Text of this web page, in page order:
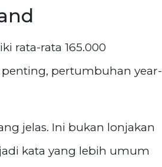
rata-rata 165.000
pertumbuhan year-
jelas. Ini bukan lonjakan
kata yang lebih umum